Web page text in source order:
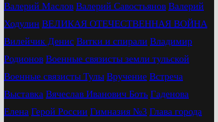
Валерий Маслов Валерий Савостьянов Валерий
Ходулин ВЕЛИКАЯ ОТЕЧЕСТВЕННАЯ ВОЙНА
Вилейчик Денис Витки и спирали Владимир
Родионов Военные связисты земли тульской
Военные связисты Тулы Вручение Встреча
Выставка Вячеслав Иванович Боть Гаденова
Елена Герой России Гимназия №3 Глава города